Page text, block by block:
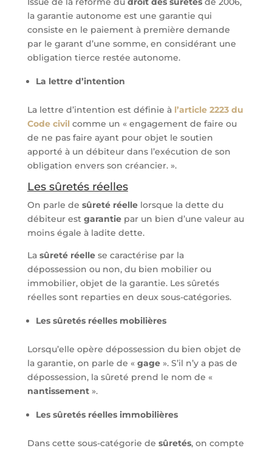
la garantie autonome est une garantie qui
consiste en le paiement à première demande
par le garant d’une somme, en considérant une
obligation tierce restée autonome.
La lettre d’intention
La lettre d’intention est définie à l’article 2223 du
Code civil comme un « engagement de faire ou
de ne pas faire ayant pour objet le soutien
apporté à un débiteur dans l’exécution de son
obligation envers son créancier. ».
Les sûretés réelles
On parle de sûreté réellelorsque la dette du
débiteur est garantiepar un bien d’une valeur au
moins égale à ladite dette.
La sûreté réellese caractérise par la
dépossession ou non, du bien mobilier ou
immobilier, objet de la garantie. Les sûretés
réelles sont reparties en deux sous-catégories.
Les sûretés réelles mobilières
Lorsqu’elle opère dépossession du bien objet de
la garantie, on parle de « gage». S’il n’y a pas de
dépossession, la sûreté prend le nom de «
nantissement».
Les sûretés réelles immobilières
Dans cette sous-catégorie de sûretés, on compte